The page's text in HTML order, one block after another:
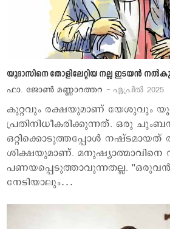
യൂദാസിനെ തോളിലേറ്റിയ നല്ല ഇടയന്‍
ഫാ. ജോണ്‍ മണ്ണാറത്തറ - ഏപ്രില്‍ 2025
കുറ്റവും രക്ഷയുമാണ് യേശുവും
പ്രതിനിധീകരിക്കുന്നത്. ഒരു
ഒറ്റിക്കൊടുത്തപ്പോള്‍ നഷ്ടമായത്
ശിക്ഷയുമാണ്. മനുഷ്യാത്മാവിനെ
പണയപ്പെടുത്താവുന്നതല്ല.
നേടിയാലും…